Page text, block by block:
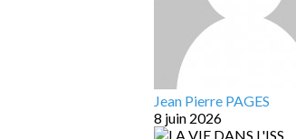
Jean Pierre PAGES
8 juin 2026